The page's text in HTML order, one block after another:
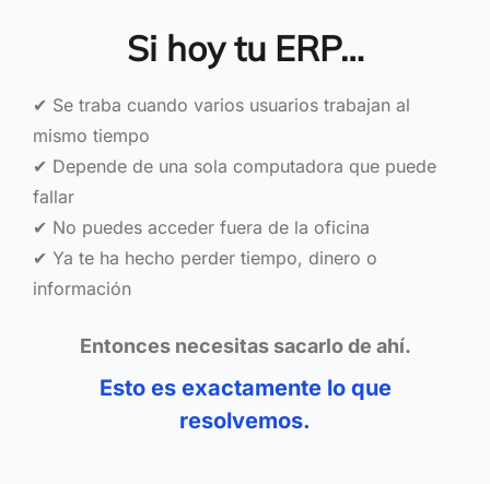
Si hoy tu ERP…
✔ Se traba cuando varios usuarios trabajan al
mismo tiempo
✔ Depende de una sola computadora que puede
fallar
✔ No puedes acceder fuera de la oficina
✔ Ya te ha hecho perder tiempo, dinero o
información
Entonces necesitas sacarlo de ahí.
Esto es exactamente lo que
resolvemos.